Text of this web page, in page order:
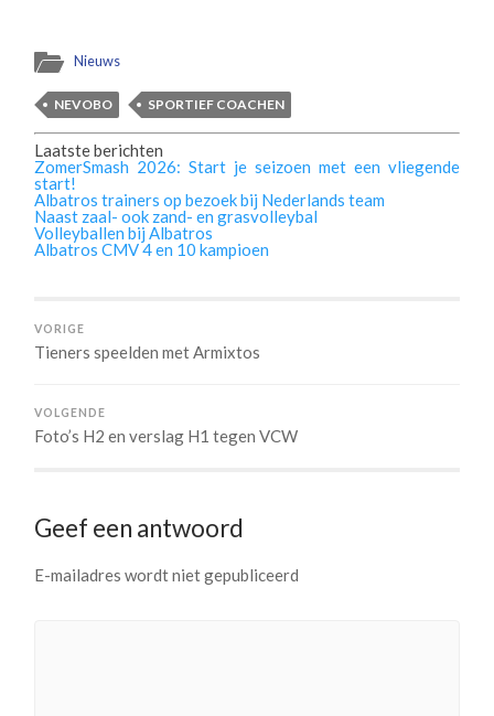
Nieuws
NEVOBO SPORTIEF COACHEN
Laatste berichten
ZomerSmash 2026: Start je seizoen met een vliegende
start!
Albatros trainers op bezoek bij Nederlands team
Naast zaal- ook zand- en grasvolleybal
Volleyballen bij Albatros
Albatros CMV 4 en 10 kampioen
VORIGE
Tieners speelden met Armixtos
VOLGENDE
Foto’s H2 en verslag H1 tegen VCW
Geef een antwoord
E-mailadres wordt niet gepubliceerd